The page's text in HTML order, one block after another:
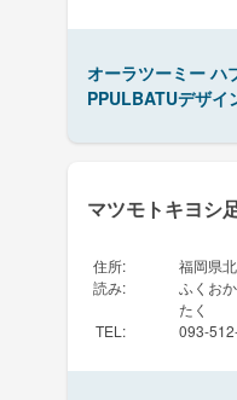
オーラツーミー ハ
PPULBATUデザイ
マツモトキヨシ
住所:
福岡県
読み:
ふくお
たく
TEL : 093-